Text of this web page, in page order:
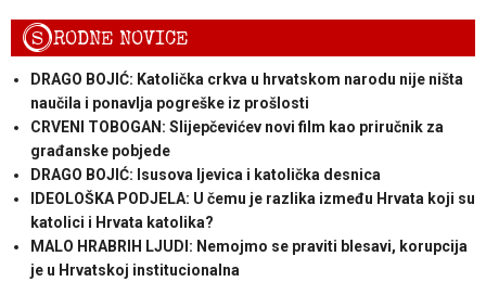
SRODNE NOVICE
DRAGO BOJIĆ: Katolička crkva u hrvatskom narodu nije ništa
naučila i ponavlja pogreške iz prošlosti
CRVENI TOBOGAN: Slijepčevićev novi film kao priručnik za
građanske pobjede
DRAGO BOJIĆ: ​Isusova ljevica i katolička desnica
IDEOLOŠKA PODJELA: U čemu je razlika između Hrvata koji su
katolici i Hrvata katolika?
MALO HRABRIH LJUDI: Nemojmo se praviti blesavi, korupcija
je u Hrvatskoj institucionalna